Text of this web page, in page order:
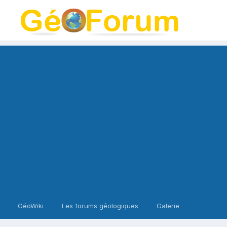
GéoWiki Les forums géologiques Galerie